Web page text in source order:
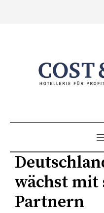
wächst mit
Partnern